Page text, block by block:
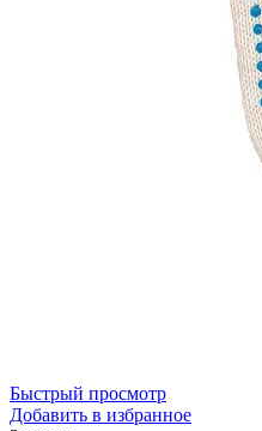
Быстрый просмотр
Добавить в избранное